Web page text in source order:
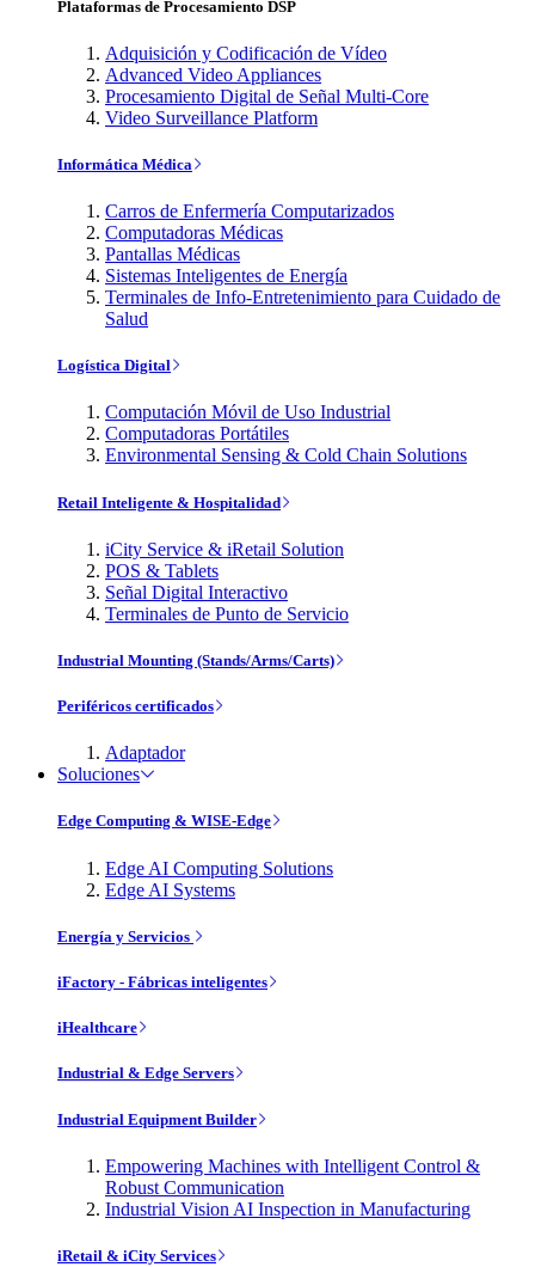
Plataformas de Procesamiento DSP
Adquisición y Codificación de Vídeo
Advanced Video Appliances
Procesamiento Digital de Señal Multi-Core
Video Surveillance Platform
Informática Médica
Carros de Enfermería Computarizados
Computadoras Médicas
Pantallas Médicas
Sistemas Inteligentes de Energía
Terminales de Info-Entretenimiento para Cuidado de
Salud
Logística Digital
Computación Móvil de Uso Industrial
Computadoras Portátiles
Environmental Sensing & Cold Chain Solutions
Retail Inteligente & Hospitalidad
iCity Service & iRetail Solution
POS & Tablets
Señal Digital Interactivo
Terminales de Punto de Servicio
Industrial Mounting (Stands/Arms/Carts)
Periféricos certificados
Adaptador
Soluciones
Edge Computing & WISE-Edge
Edge AI Computing Solutions
Edge AI Systems
Energía y Servicios
iFactory - Fábricas inteligentes
iHealthcare
Industrial & Edge Servers
Industrial Equipment Builder
Empowering Machines with Intelligent Control &
Robust Communication
Industrial Vision AI Inspection in Manufacturing
iRetail & iCity Services